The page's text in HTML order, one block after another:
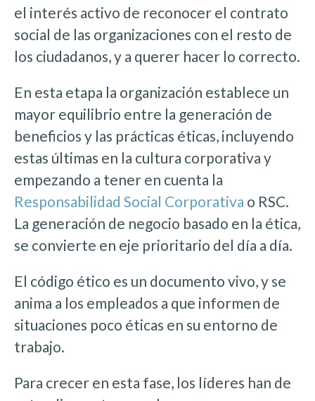
el interés activo de reconocer el contrato
social de las organizaciones con el resto de
los ciudadanos, y a querer hacer lo correcto.
En esta etapa la organización establece un
mayor equilibrio entre la generación de
beneficios y las prácticas éticas, incluyendo
estas últimas en la cultura corporativa y
empezando a tener en cuenta la
Responsabilidad Social Corporativa o RSC.
La generación de negocio basado en la ética,
se convierte en eje prioritario del día a día.
El código ético es un documento vivo, y se
anima a los empleados a que informen de
situaciones poco éticas en su entorno de
trabajo.
Para crecer en esta fase, los líderes han de